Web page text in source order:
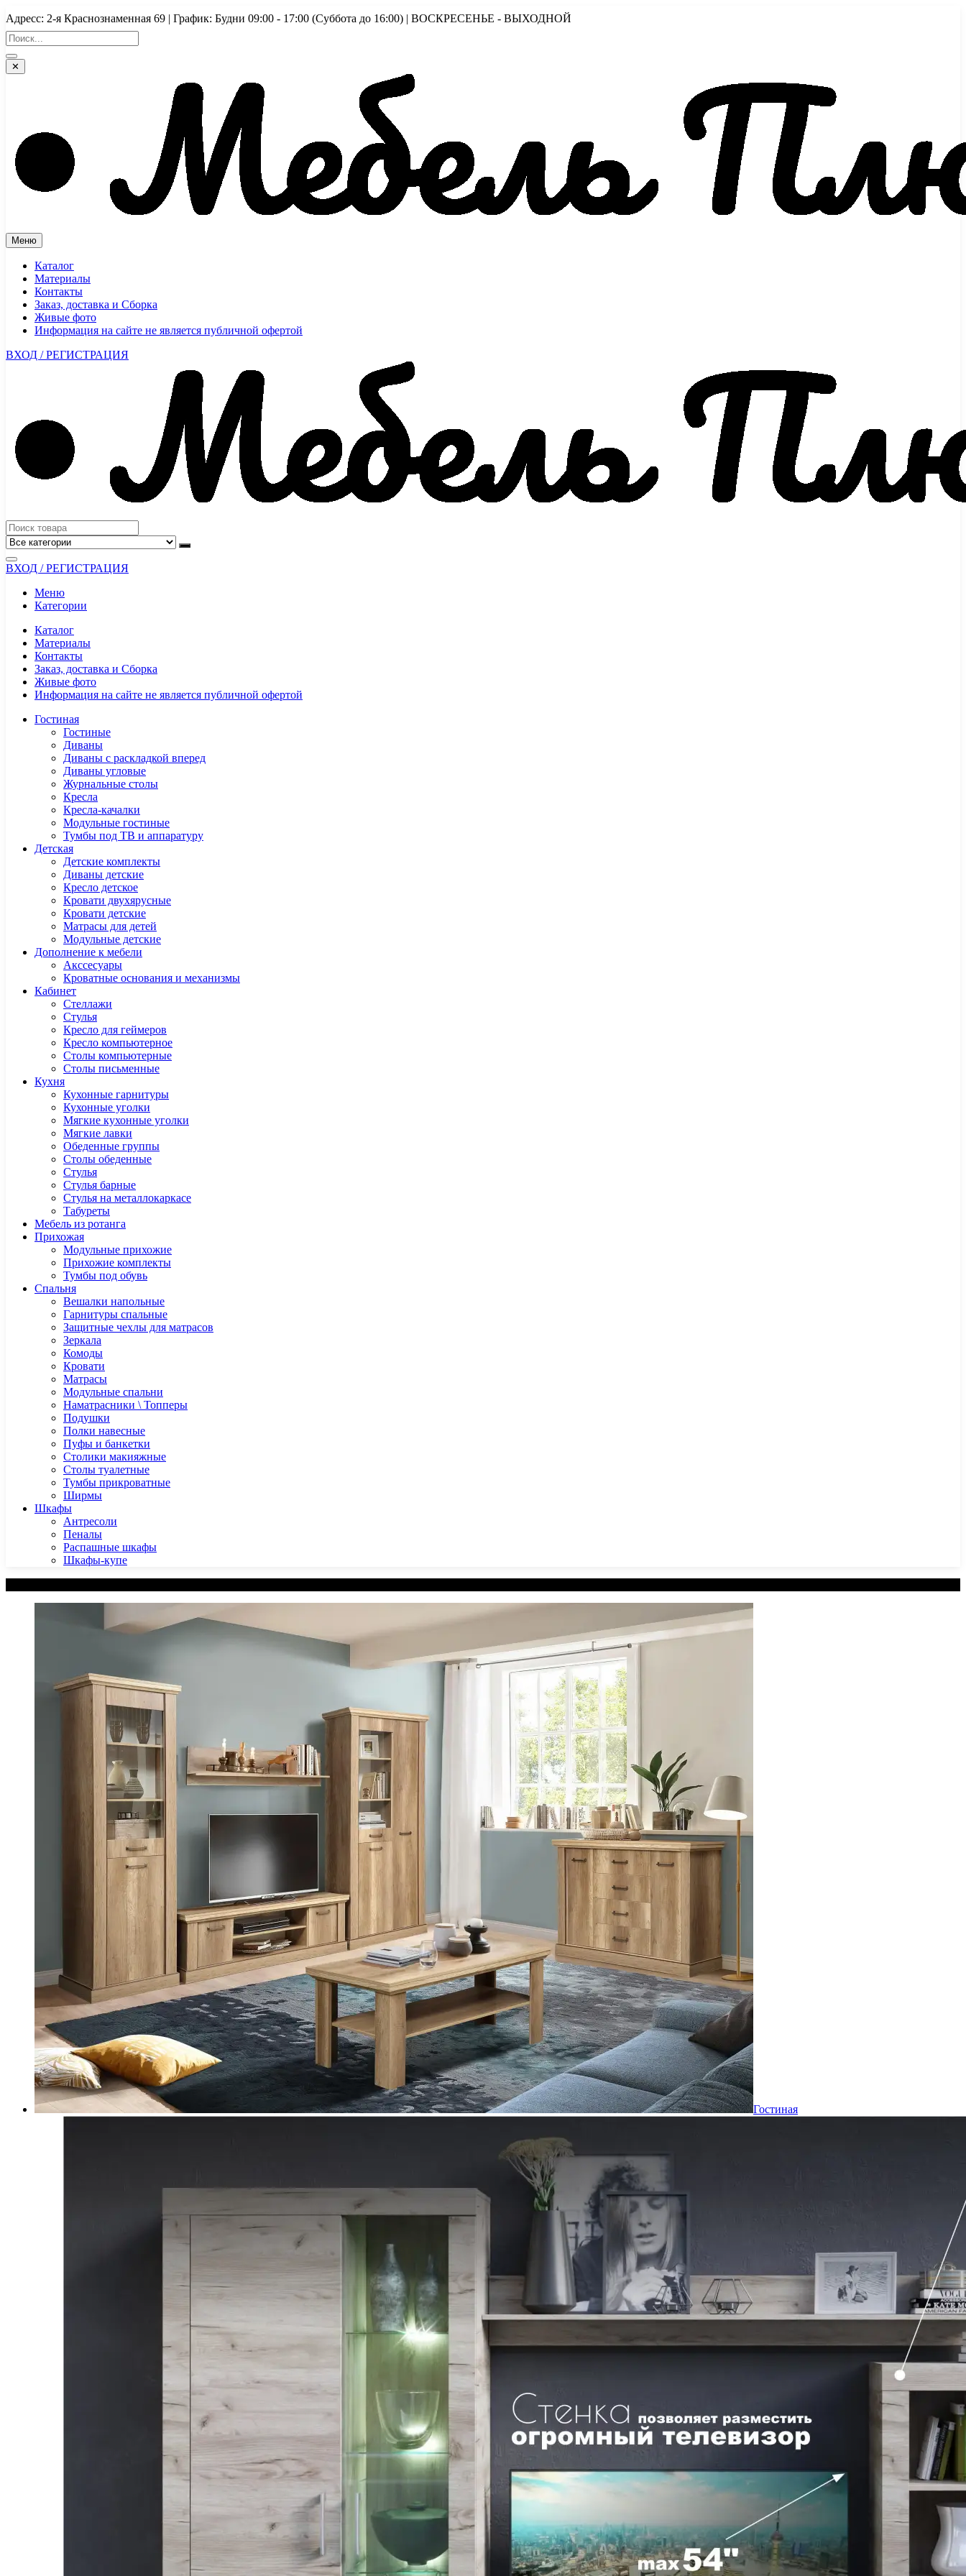
к
содержимому
Адресс: 2-я Краснознаменная 69 | График: Будни 09:00 - 17:00 (Суббота до 16:00) | ВОСКРЕСЕНЬЕ - ВЫХОДНОЙ
✕
Меню
Каталог
Материалы
Контакты
Заказ, доставка и Сборка
Живые фото
Информация на сайте не является публичной офертой
ВХОД / РЕГИСТРАЦИЯ
ВХОД / РЕГИСТРАЦИЯ
Меню
Категории
Каталог
Материалы
Контакты
Заказ, доставка и Сборка
Живые фото
Информация на сайте не является публичной офертой
Гостиная
Гостиные
Диваны
Диваны с раскладкой вперед
Диваны угловые
Журнальные столы
Кресла
Кресла-качалки
Модульные гостиные
Тумбы под ТВ и аппаратуру
Детская
Детские комплекты
Диваны детские
Кресло детское
Кровати двухярусные
Кровати детские
Матрасы для детей
Модульные детские
Дополнение к мебели
Акссесуары
Кроватные основания и механизмы
Кабинет
Cтеллажи
Cтулья
Кресло для геймеров
Кресло компьютерное
Столы компьютерные
Столы письменные
Кухня
Кухонные гарнитуры
Кухонные уголки
Мягкие кухонные уголки
Мягкие лавки
Обеденные группы
Столы обеденные
Стулья
Стулья барные
Стулья на металлокаркасе
Табуреты
Мебель из ротанга
Прихожая
Модульные прихожие
Прихожие комплекты
Тумбы под обувь
Спальня
Вешалки напольные
Гарнитуры спальные
Защитные чехлы для матрасов
Зеркала
Комоды
Кровати
Матрасы
Модульные спальни
Наматрасники \ Топперы
Подушки
Полки навесные
Пуфы и банкетки
Столики макияжные
Столы туалетные
Тумбы прикроватные
Ширмы
Шкафы
Антресоли
Пеналы
Распашные шкафы
Шкафы-купе
Гостиная